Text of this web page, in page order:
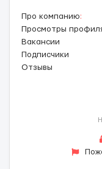
Про компанию:
Просмотры
Вакансии
Подписчики
Отзывы